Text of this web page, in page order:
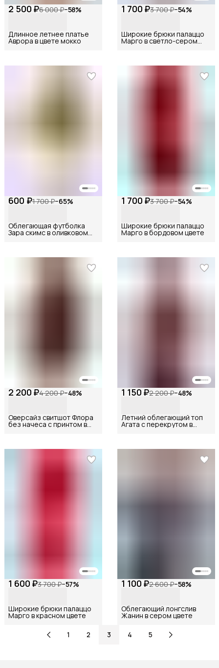
2 500 ₽6 000 ₽−58%
Длинное летнее платье
Аврора в цвете мокко
1 700 ₽3 700 ₽−54%
Широкие брюки палаццо
Марго в светло-сером
600 ₽1 700 ₽−65%
Облегающая футболка
Зара скимс в оливковом
цвете
1 700 ₽3 700 ₽−54%
Широкие брюки палаццо
Марго в бордовом цвете
2 200 ₽4 200 ₽−48%
Оверсайз свитшот Флора
без начеса с принтом в
шоколадном цвете
1 150 ₽2 200 ₽−48%
Летний облегающий топ
Агата с перекрутом в
шоколадном цвете
1 600 ₽3 700 ₽−57%
Широкие брюки палаццо
Марго в красном цвете
1 100 ₽2 600 ₽−58%
Облегающий лонгслив
Жанин в сером цвете
1 2 3 4 5